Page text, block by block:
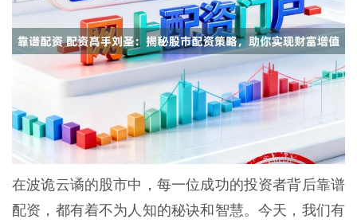
在波诡云谲的股市中，每一位成功的投资者背后靠谱
配资，都有着不为人知的秘诀和智慧。今天，我们有